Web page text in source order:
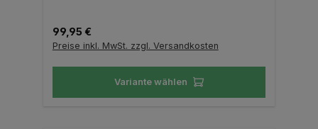
Regulärer Preis:
99,95 €
Preise inkl. MwSt. zzgl. Versandkosten
Variante wählen